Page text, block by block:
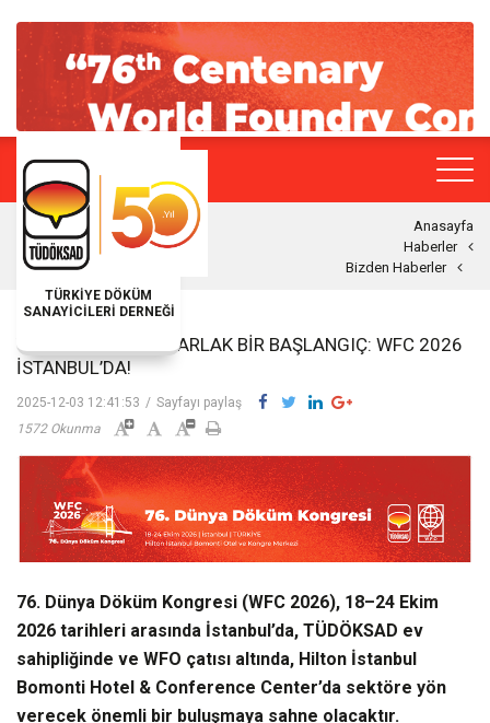
TÜRKİYE DÖKÜM
SANAYİCİLERİ DERNEĞİ
Anasayfa
Haberler
Bizden Haberler
YENI BIR YÜZYILA PARLAK BIR BAŞLANGIÇ: WFC 2026
İSTANBUL’DA!
2025-12-03 12:41:53 / Sayfayı paylaş
1572 Okunma
76. Dünya Döküm Kongresi (WFC 2026), 18–24 Ekim
2026 tarihleri arasında İstanbul’da, TÜDÖKSAD ev
sahipliğinde ve WFO çatısı altında, Hilton İstanbul
Bomonti Hotel & Conference Center’da sektöre yön
verecek önemli bir buluşmaya sahne olacaktır.